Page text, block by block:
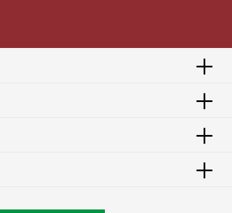
IN IHREM GEBIET